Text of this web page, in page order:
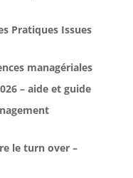
Pratiques Issues
managériales
– aide et guide
le turn over –